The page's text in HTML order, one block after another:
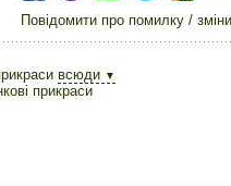
Повідомити про помилку / зміни
всюди ▼
прикраси